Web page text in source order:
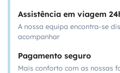
Assistência em viagem
A nossa equipa encontra-se
acompanhar
Pagamento seguro
Mais conforto com as nossas